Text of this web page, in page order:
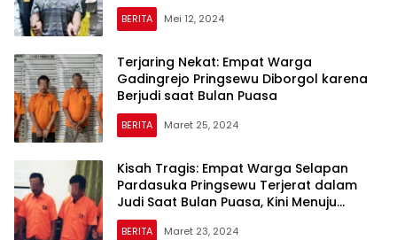
BERITA Mei 12, 2024
Terjaring Nekat: Empat Warga
Gadingrejo Pringsewu Diborgol karena
Berjudi saat Bulan Puasa
BERITA Maret 25, 2024
Kisah Tragis: Empat Warga Selapan
Pardasuka Pringsewu Terjerat dalam
Judi Saat Bulan Puasa, Kini Menuju
Lebaran di Penjara
BERITA Maret 23, 2024